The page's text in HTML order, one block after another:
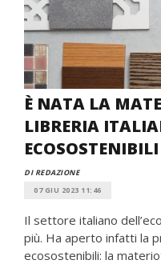
È NATA LA
LIBRERIA
ECOSOSTENIBILI
DI REDAZIONE
07 GIU 2023 11:46
Il settore italiano
più. Ha aperto infatti la
ecosostenibili: la